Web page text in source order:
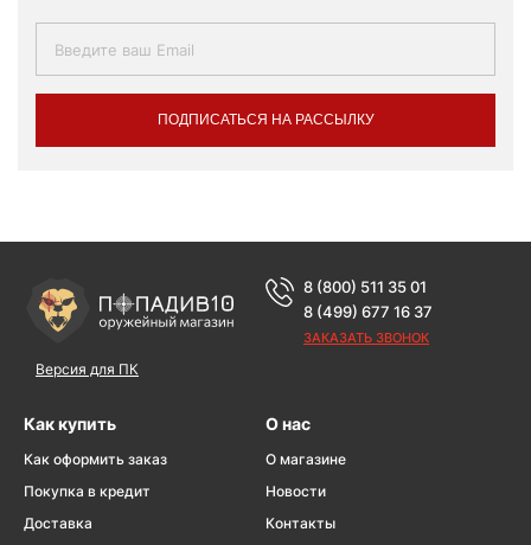
ПОДПИСАТЬСЯ НА РАССЫЛКУ
Версия для ПК
8 (800) 511 35 01
8 (499) 677 16 37
ЗАКАЗАТЬ ЗВОНОК
Как купить
Как оформить заказ
Покупка в кредит
Доставка
О нас
О магазине
Новости
Контакты